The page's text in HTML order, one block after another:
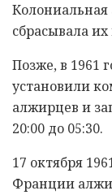
Колониальная
сбрасывала
Позже, в 1961
установили
алжирцев и
20:00 до 05:30.
17 октября
Франции